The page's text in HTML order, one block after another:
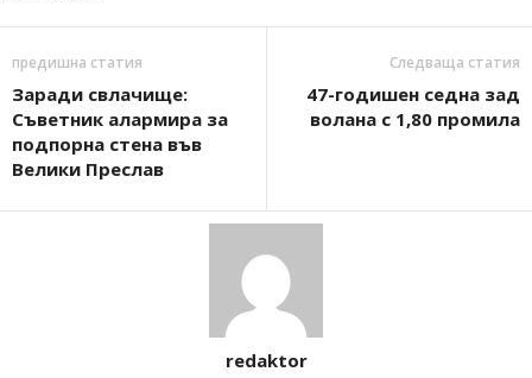
предишна статия
Заради свлачище:
Съветник алармира за
подпорна стена във
Велики Преслав
Следваща статия
47-годишен седна зад
волана с 1,80 промила
redaktor